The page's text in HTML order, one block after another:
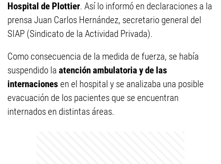
Hospital de Plottier. Así lo informó en declaraciones a la
prensa Juan Carlos Hernández, secretario general del
SIAP (Sindicato de la Actividad Privada).
Como consecuencia de la medida de fuerza, se había
suspendido la atención ambulatoria y de las
internaciones en el hospital y se analizaba una posible
evacuación de los pacientes que se encuentran
internados en distintas áreas.